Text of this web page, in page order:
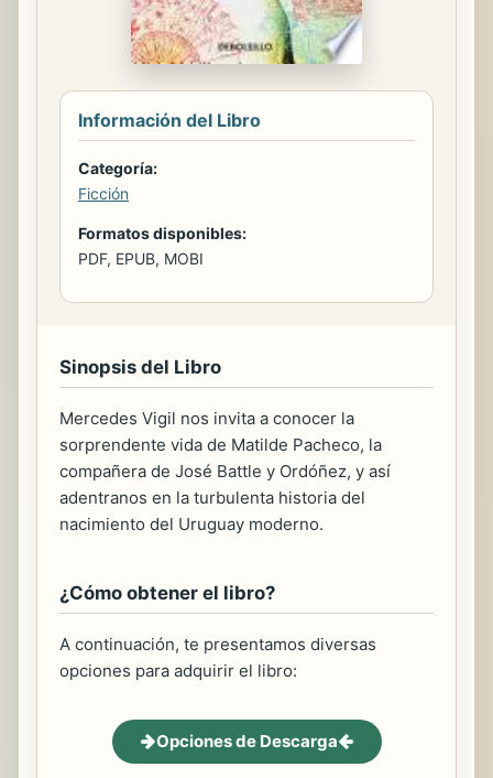
Información del Libro
Categoría:
Ficción
Formatos disponibles:
PDF, EPUB, MOBI
Sinopsis del Libro
Mercedes Vigil nos invita a conocer la
sorprendente vida de Matilde Pacheco, la
compañera de José Battle y Ordóñez, y así
adentranos en la turbulenta historia del
nacimiento del Uruguay moderno.
¿Cómo obtener el libro?
A continuación, te presentamos diversas
opciones para adquirir el libro:
Opciones de Descarga